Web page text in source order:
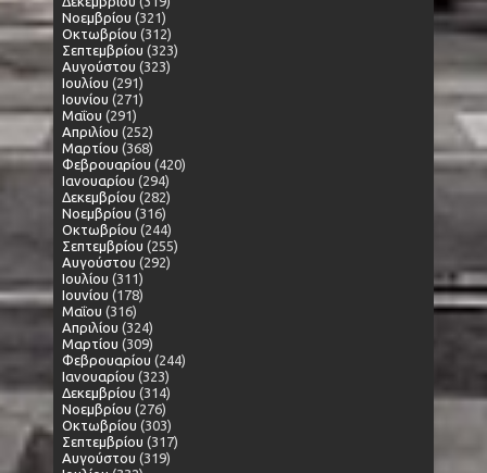
Νοεμβρίου (321)
Οκτωβρίου (312)
Σεπτεμβρίου (323)
Αυγούστου (323)
Ιουλίου (291)
Ιουνίου (271)
Μαΐου (291)
Απριλίου (252)
Μαρτίου (368)
Φεβρουαρίου (420)
Ιανουαρίου (294)
Δεκεμβρίου (282)
Νοεμβρίου (316)
Οκτωβρίου (244)
Σεπτεμβρίου (255)
Αυγούστου (292)
Ιουλίου (311)
Ιουνίου (178)
Μαΐου (316)
Απριλίου (324)
Μαρτίου (309)
Φεβρουαρίου (244)
Ιανουαρίου (323)
Δεκεμβρίου (314)
Νοεμβρίου (276)
Οκτωβρίου (303)
Σεπτεμβρίου (317)
Αυγούστου (319)